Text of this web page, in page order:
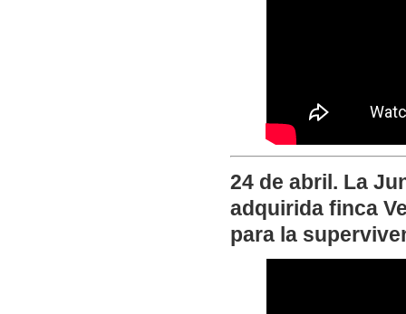
24 de abril. La
adquirida finca
para la